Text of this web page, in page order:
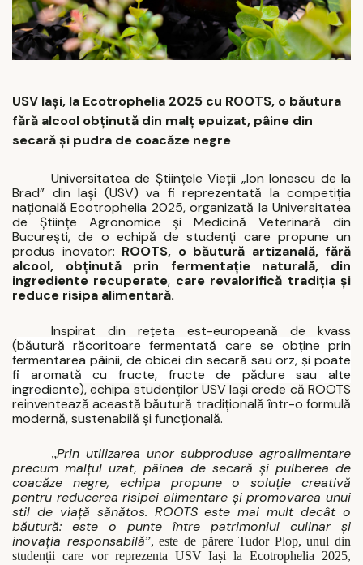
USV Iași, la Ecotrophelia 2025 cu ROOTS, o băutura
fără alcool obținută din malț epuizat, pâine din
secară și pudra de coacăze negre
Universitatea de Științele Vieții „Ion Ionescu de la
Brad” din Iași (USV) va fi reprezentată la competiția
națională Ecotrophelia 2025, organizată la Universitatea
de Științe Agronomice și Medicină Veterinară din
București, de o echipă de studenți care propune un
produs inovator: ROOTS, o băutură artizanală, fără
alcool, obținută prin fermentație naturală, din
ingrediente recuperate, care revalorifică tradiția și
reduce risipa alimentară.
Inspirat din rețeta est-europeană de kvass
(băutură răcoritoare fermentată care se obține prin
fermentarea pâinii, de obicei din secară sau orz, și poate
fi aromată cu fructe, fructe de pădure sau alte
ingrediente), echipa studenților USV Iași crede că ROOTS
reinventează această băutură tradițională într-o formulă
modernă, sustenabilă și funcțională.
„Prin utilizarea unor subproduse agroalimentare
precum malțul uzat, pâinea de secară și pulberea de
coacăze negre, echipa propune o soluție creativă
pentru reducerea risipei alimentare și promovarea unui
stil de viață sănătos. ROOTS este mai mult decât o
băutură: este o punte între patrimoniul culinar și
inovația responsabilă”, este de părere Tudor Plop, unul din
studenții care vor reprezenta USV Iași la Ecotrophelia 2025,